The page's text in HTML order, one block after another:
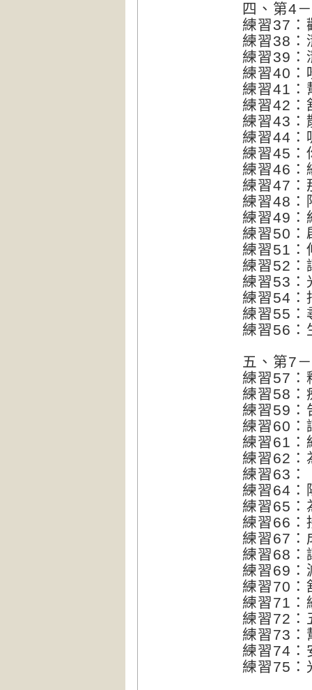
四、第4
練習37：
練習38：
練習39：
練習40：
練習41：
練習42：
練習43：
練習44：
練習45：
練習46：
練習47：
練習48：
練習49：
練習50：
練習51：
練習52：
練習53：
練習54：
練習55：
練習56：
五、第7
練習57：
練習58：
練習59：
練習60：
練習61：
練習62：
練習63：
練習64：
練習65：
練習66：
練習67：
練習68：
練習69：
練習70：
練習71：
練習72：
練習73：
練習74：
練習75：